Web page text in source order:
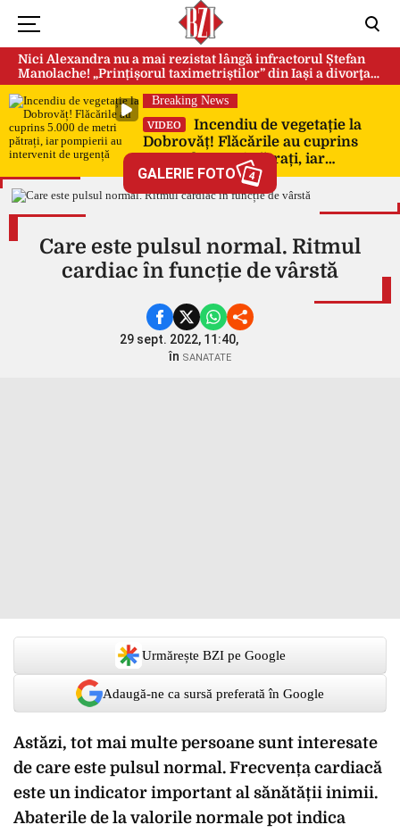
Nici Alexandra nu a mai rezistat lângă infractorul Ștefan
Manolache! „Prințișorul taximetriștilor” din Iași a divorţat
după doi ani de căsnicie
Breaking News
VIDEO
Incendiu de vegetație la
Dobrovăț! Flăcările au cuprins
5.000 de metri pătrați, iar
pompierii au intervenit de urgență
GALERIE FOTO 4
Care este pulsul normal. Ritmul
cardiac în funcție de vârstă
29 sept. 2022, 11:40,
în SANATATE
Urmărește BZI pe Google
Adaugă-ne ca sursă preferată în Google
Astăzi, tot mai multe persoane sunt interesate
de care este pulsul normal. Frecvența cardiacă
este un indicator important al sănătății inimii.
Abaterile de la valorile normale pot indica